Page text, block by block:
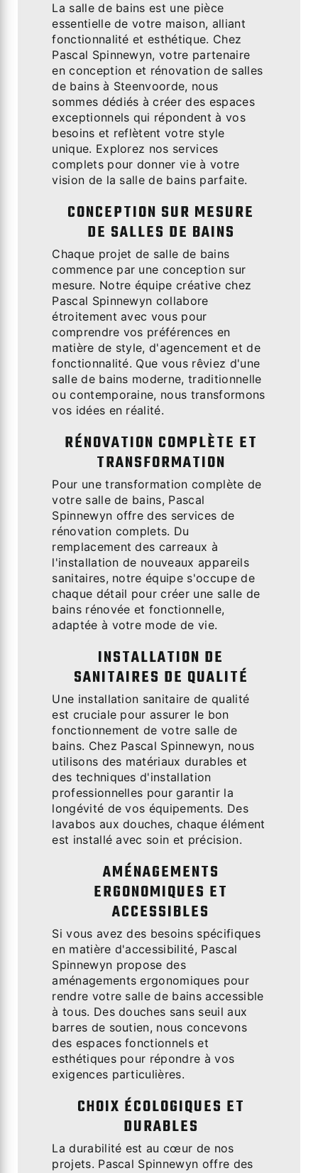
La salle de bains est une pièce
essentielle de votre maison, alliant
fonctionnalité et esthétique. Chez
Pascal Spinnewyn, votre partenaire
en conception et rénovation de salles
de bains à Steenvoorde, nous
sommes dédiés à créer des espaces
exceptionnels qui répondent à vos
besoins et reflètent votre style
unique. Explorez nos services
complets pour donner vie à votre
vision de la salle de bains parfaite.
CONCEPTION SUR MESURE
DE SALLES DE BAINS
Chaque projet de salle de bains
commence par une conception sur
mesure. Notre équipe créative chez
Pascal Spinnewyn collabore
étroitement avec vous pour
comprendre vos préférences en
matière de style, d'agencement et de
fonctionnalité. Que vous rêviez d'une
salle de bains moderne, traditionnelle
ou contemporaine, nous transformons
vos idées en réalité.
RÉNOVATION COMPLÈTE ET
TRANSFORMATION
Pour une transformation complète de
votre salle de bains, Pascal
Spinnewyn offre des services de
rénovation complets. Du
remplacement des carreaux à
l'installation de nouveaux appareils
sanitaires, notre équipe s'occupe de
chaque détail pour créer une salle de
bains rénovée et fonctionnelle,
adaptée à votre mode de vie.
INSTALLATION DE
SANITAIRES DE QUALITÉ
Une installation sanitaire de qualité
est cruciale pour assurer le bon
fonctionnement de votre salle de
bains. Chez Pascal Spinnewyn, nous
utilisons des matériaux durables et
des techniques d'installation
professionnelles pour garantir la
longévité de vos équipements. Des
lavabos aux douches, chaque élément
est installé avec soin et précision.
AMÉNAGEMENTS
ERGONOMIQUES ET
ACCESSIBLES
Si vous avez des besoins spécifiques
en matière d'accessibilité, Pascal
Spinnewyn propose des
aménagements ergonomiques pour
rendre votre salle de bains accessible
à tous. Des douches sans seuil aux
barres de soutien, nous concevons
des espaces fonctionnels et
esthétiques pour répondre à vos
exigences particulières.
CHOIX ÉCOLOGIQUES ET
DURABLES
La durabilité est au cœur de nos
projets. Pascal Spinnewyn offre des